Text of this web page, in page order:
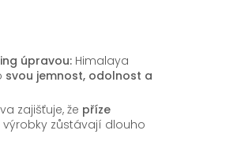
úpravou: Himalaya
svou jemnost, odolnost a
zajišťuje, že příze
výrobky zůstávají dlouho